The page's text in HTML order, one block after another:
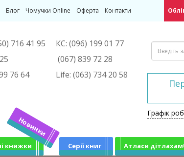
Блог Чомучки Online Оферта Контакти
716 41 95
76 64
КС: (096) 199 01 77
(067) 839 72 28
Life: (063) 734 20 58
Графік
книжки
Новинки
Серії книг Атласи дітлахам!